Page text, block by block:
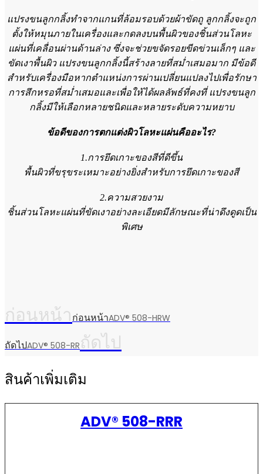
แปรงขนลูกกลิ้งทำจากแกนที่ล้อมรอบด้วยผ้าขัดถู ลูกกลิ้งจะถูก
ตั้งให้หมุนภายในเครื่องและกดลงบนพื้นผิวของชิ้นส่วนโลหะ
แผ่นที่เคลื่อนผ่านด้านล่าง ซึ่งจะช่วยขจัดรอยขีดข่วนเล็กๆ และ
ขัดเงาพื้นผิว แปรงขนลูกกลิ้งนี้สร้างลายที่สม่ำเสมอมาก มีข้อดี
สำหรับเครื่องมือหากตำแหน่งการผ่านเปลี่ยนแปลงไปเพื่อรักษา
การสึกหรอที่สม่ำเสมอและเพื่อให้ได้ผลลัพธ์ที่คงที่ แปรงขนลูก
กลิ้งมีให้เลือกหลายชนิดและหลายระดับความหยาบ
ข้อดีของการตกแต่งผิวโลหะแผ่นคืออะไร?
1.การยึดเกาะของสีที่ดีขึ้น
พื้นผิวที่ขรุขระเหมาะอย่างยิ่งสำหรับการยึดเกาะของสี
2.ความสวยงาม
ชิ้นส่วนโลหะแผ่นที่ขัดเงาอย่างละเอียดมีลักษณะที่น่าดึงดูดเป็น
พิเศษ
ก่อนหน้าก่อนหน้าADV® 508-HRW
ถัดไปADV® 508-RR ถัดไป
สินค้าเพิ่มเติม
ADV® 508-RRR